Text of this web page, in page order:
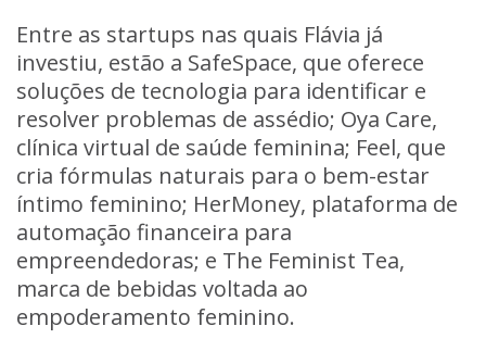
Entre as startups nas quais Flávia já
investiu, estão a SafeSpace, que oferece
soluções de tecnologia para identificar e
resolver problemas de assédio; Oya Care,
clínica virtual de saúde feminina; Feel, que
cria fórmulas naturais para o bem-estar
íntimo feminino; HerMoney, plataforma de
automação financeira para
empreendedoras; e The Feminist Tea,
marca de bebidas voltada ao
empoderamento feminino.